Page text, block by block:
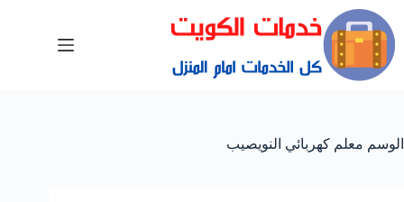
الوسم معلم كهربائي النويصيب